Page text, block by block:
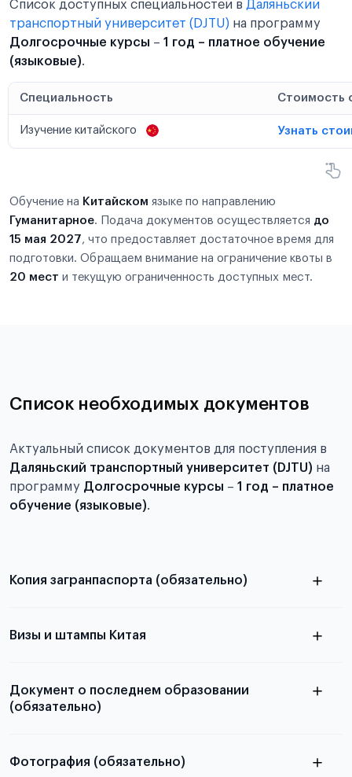
Список доступных специальностей в Даляньский
транспортный университет (DJTU) на программу
Долгосрочные курсы – 1 год – платное обучение
(языковые).
Специальность Стоимость
Изучение китайского Узнать
Обучение на Китайском языке по направлению
Гуманитарное. Подача документов осуществляется до
15 мая 2027, что предоставляет достаточное время для
подготовки. Обращаем внимание на ограничение квоты в
20 мест и текущую ограниченность доступных мест.
Список необходимых документов
Актуальный список документов для поступления в
Даляньский транспортный университет (DJTU) на
программу Долгосрочные курсы – 1 год – платное
обучение (языковые).
Копия загранпаспорта (обязательно)
паспорта
Визы и штампы Китая
Документ о последнем образовании
(обязательно)
Фотография (обязательно)